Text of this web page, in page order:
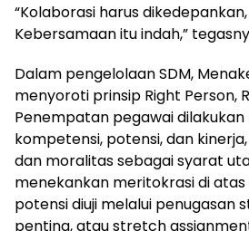
“Kolaborasi harus
Kebersamaan itu indah,”
Dalam pengelolaan SDM,
menyoroti prinsip Right Person,
Penempatan pegawai
kompetensi, potensi, dan
dan moralitas sebagai syarat
menekankan meritokrasi di
potensi diuji melalui penugasan
penting, atau stretch